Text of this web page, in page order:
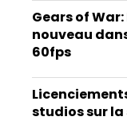
Gears of
nouveau
60fps
studios sur la